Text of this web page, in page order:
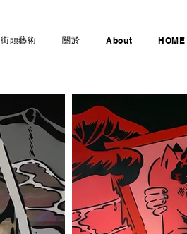
街頭藝術 關於 About HOME